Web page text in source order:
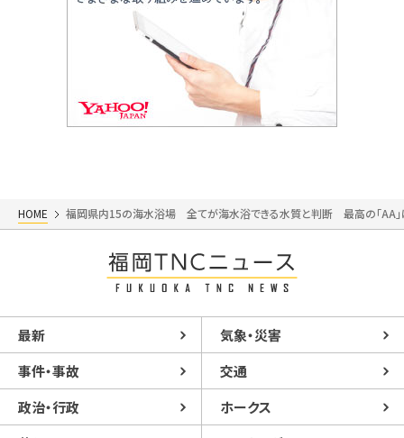
HOME 福岡県内15の海水浴場 全てが海水浴できる水質と判断 最高の「AA
最新
気象・災害
事件・事故
交通
政治・行政
ホークス